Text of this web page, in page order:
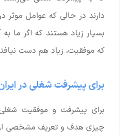
دارند در حالی که عوامل
بسیار زیاد هستند که اگر ما
که موفقیت، زیاد هم دست
برای پیشرفت شغلی در
برای پیشرفت و موفقیت
چیزی هدف و تعریف مشخصی